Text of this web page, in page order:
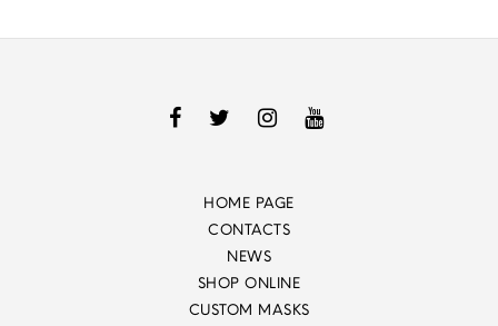
HOME PAGE
CONTACTS
NEWS
SHOP ONLINE
CUSTOM MASKS